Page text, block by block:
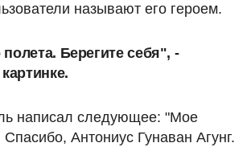
называют его героем.
Берегите себя", -
написал следующее: "Мое
Антониус Гунаван Агунг.